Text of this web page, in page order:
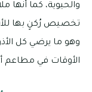
والحيوية، كما أنها
تخصيص رُكنٍ بها
وهو ما يرضي كل
الأوقات في مطاعم